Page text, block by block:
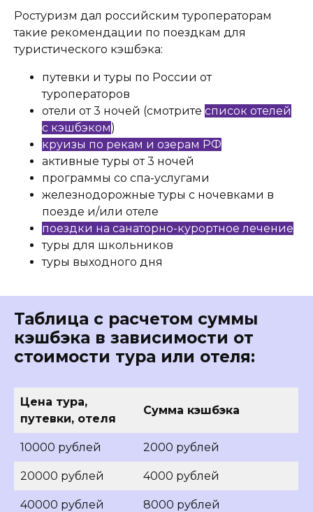
Ростуризм дал российским туроператорам
такие рекомендации по поездкам для
туристического кэшбэка:
путевки и туры по России от
туроператоров
отели от 3 ночей (смотрите список отелей
с кэшбэком)
круизы по рекам и озерам РФ
активные туры от 3 ночей
программы со спа-услугами
железнодорожные туры с ночевками в
поезде и/или отеле
поездки на санаторно-курортное лечение
туры для школьников
туры выходного дня
Таблица с расчетом суммы
кэшбэка в зависимости от
стоимости тура или отеля:
Цена тура,
путевки, отеля
Сумма кэшбэка
10000 рублей 2000 рублей
20000 рублей 4000 рублей
40000 рублей 8000 рублей